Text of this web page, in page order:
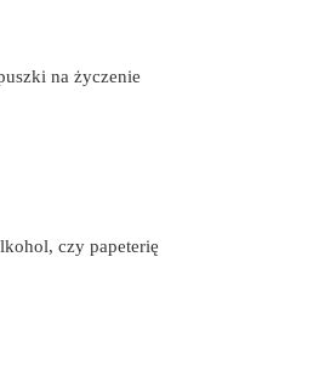
na życzenie
czy papeterię